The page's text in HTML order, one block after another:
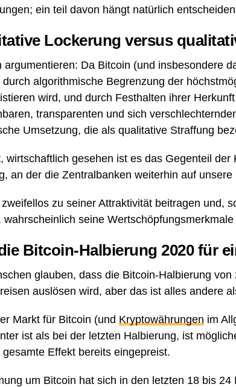
ein teil davon hängt natürlich
Lockerung versus
argumentieren: Da Bitcoin (und insbesondere
durch algorithmische Begrenzung der
wird, und durch Festhalten ihrer
transparenten und sich
Umsetzung, die als qualitative Straffung
wirtschaftlich gesehen ist es das Gegenteil der
an der die Zentralbanken weiterhin auf
zu seiner Attraktivität beitragen und,
wahrscheinlich seine
Bitcoin-Halbierung 2020 für
glauben, dass die Bitcoin-Halbierung
auslösen wird, aber das ist alles andere
Markt für Bitcoin (und Kryptowährungen im
ist als bei der letzten Halbierung, ist
Effekt bereits eingepreist.
um Bitcoin hat sich in den letzten 18 bis